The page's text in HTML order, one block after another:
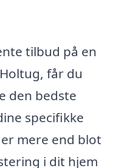
tilbud på en
får du
den bedste
specifikke
mere end blot
i dit hjem